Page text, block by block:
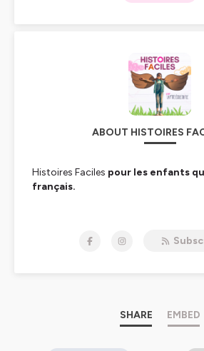
ABOUT HISTOIRES
Histoires Faciles pour les enfants
français.
oral comprehension while enjoying a
la P'tite école du FLE.
SHARE EMBED